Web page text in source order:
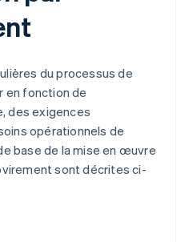
du processus de
en fonction de
des exigences
opérationnels de
base de la mise en œuvre
sont décrites ci-